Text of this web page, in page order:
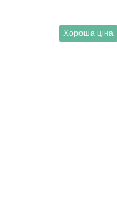
Хороша ціна